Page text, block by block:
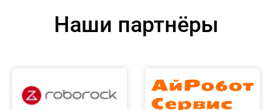
Наши партнёры